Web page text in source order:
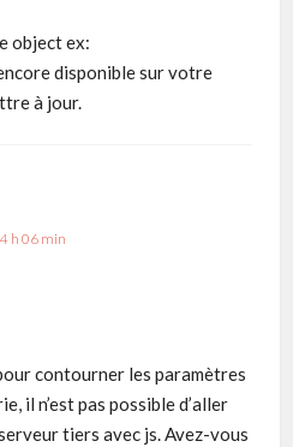
object ex:
disponible sur votre
à jour.
h 06 min
contourner les paramètres
il n’est pas possible d’aller
tiers avec js. Avez-vous